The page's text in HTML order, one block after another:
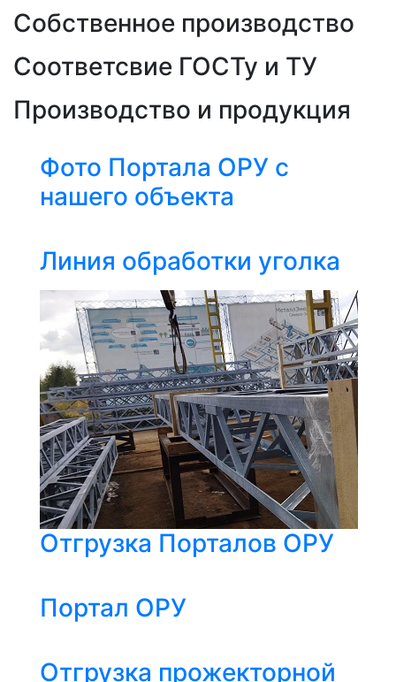
Собственное производство
Соответсвие ГОСТу и ТУ
Производство и продукция
Фото Портала ОРУ с
нашего объекта
Линия обработки уголка
Отгрузка Порталов ОРУ
Портал ОРУ
Отгрузка прожекторной